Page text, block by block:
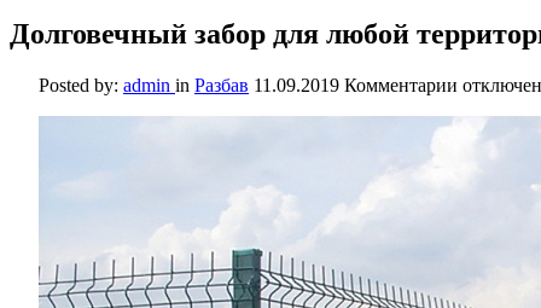
Долговечный забор для любой
Posted by: admin in Разбав 11.09.2019 Комментарии
к